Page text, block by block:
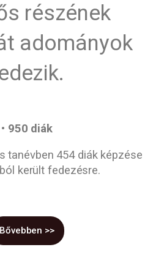
részének
adományok
• 950 diák
tanévben 454 diák képzése
került fedezésre.
Bővebben >>